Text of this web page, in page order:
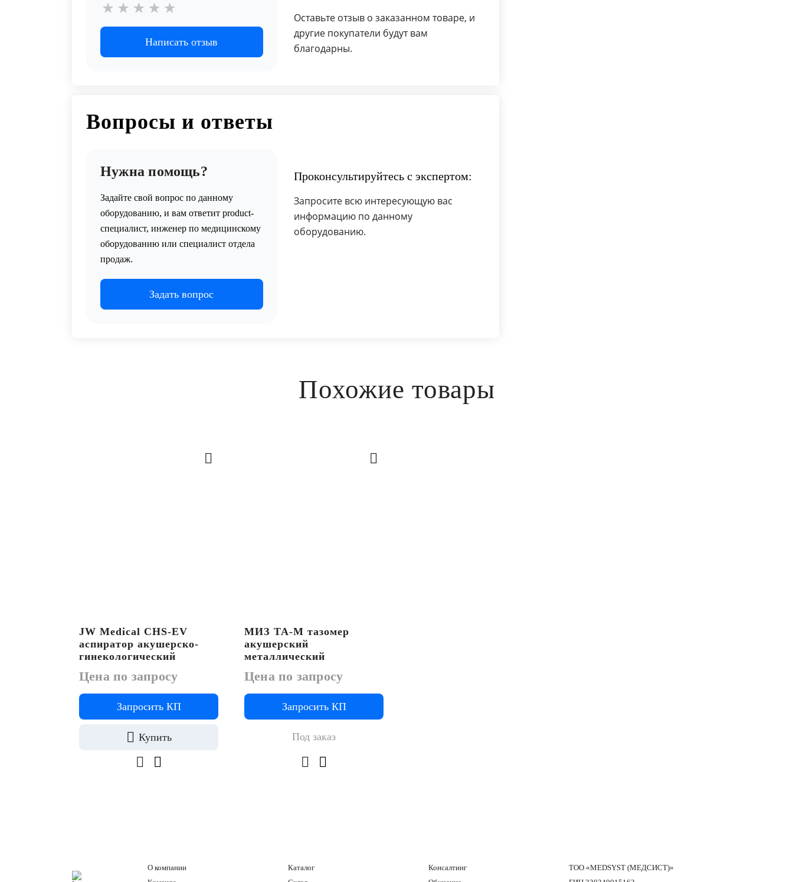
Написать отзыв
Оставьте отзыв о заказанном товаре, и
другие покупатели будут вам
благодарны.
Вопросы и ответы
Нужна помощь?
Задайте свой вопрос по данному
оборудованию, и вам ответит product-
специалист, инженер по медицинскому
оборудованию или специалист отдела
продаж.
Задать вопрос
Проконсультируйтесь с экспертом:
Запросите всю интересующую вас
информацию по данному
оборудованию.
Похожие товары
JW Medical CHS-EV
аспиратор акушерско-
гинекологический
Цена по запросу
Запросить КП
Купить
МИЗ ТА-М тазомер
акушерский
металлический
Цена по запросу
Запросить КП
Под заказ
О компании
Каталог
Консалтинг
ТОО «MEDSYST (МЕДСИСТ)»